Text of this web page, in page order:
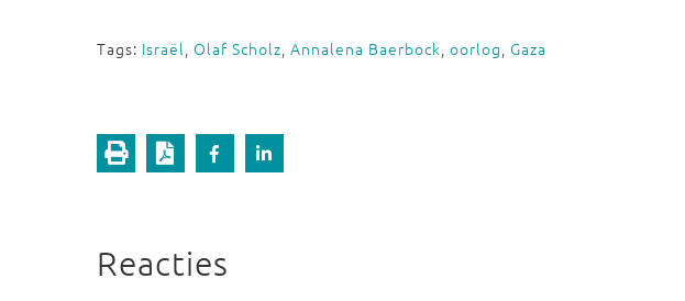
Tags: Israël, Olaf Scholz, Annalena Baerbock, oorlog, Gaza
Reacties